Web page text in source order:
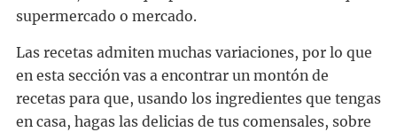
supermercado o mercado.
Las recetas admiten muchas variaciones, por lo que
en esta sección vas a encontrar un montón de
recetas para que, usando los ingredientes que tengas
en casa, hagas las delicias de tus comensales, sobre